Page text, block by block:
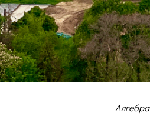
Алгебра